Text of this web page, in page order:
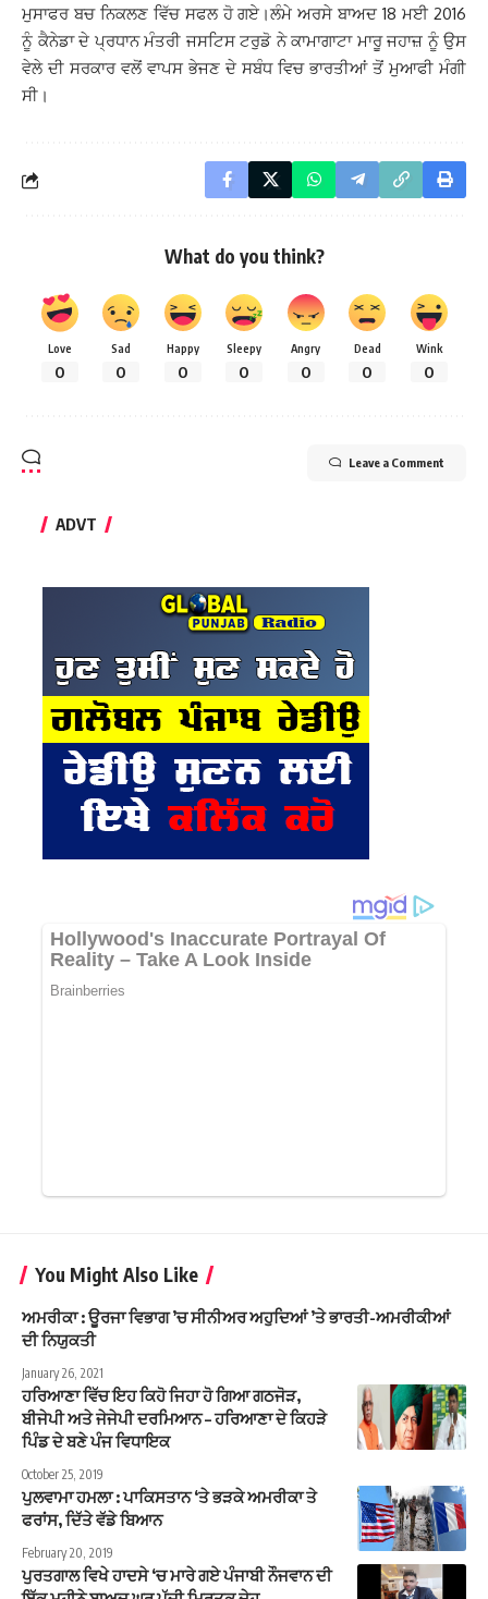
ਮੁਸਾਫਰ ਬਚ ਨਿਕਲਣ ਵਿੱਚ ਸਫਲ ਹੋ ਗਏ।ਲੰਮੇ ਅਰਸੇ ਬਾਅਦ 18 ਮਈ 2016
ਨੂੰ ਕੈਨੇਡਾ ਦੇ ਪ੍ਰਧਾਨ ਮੰਤਰੀ ਜਸਟਿਸ ਟਰੁਡੋ ਨੇ ਕਾਮਾਗਾਟਾ ਮਾਰੂ ਜਹਾਜ਼ ਨੂੰ ਉਸ
ਵੇਲੇ ਦੀ ਸਰਕਾਰ ਵਲੋਂ ਵਾਪਸ ਭੇਜਣ ਦੇ ਸਬੰਧ ਵਿਚ ਭਾਰਤੀਆਂ ਤੋਂ ਮੁਆਫੀ ਮੰਗੀ
ਸੀ।
What do you think?
Love
0
Sad
0
Happy
0
Sleepy
0
Angry
0
Dead
0
Wink
0
Leave a Comment
ADVT
You Might Also Like
ਅਮਰੀਕਾ : ਊਰਜਾ ਵਿਭਾਗ ’ਚ ਸੀਨੀਅਰ ਅਹੁਦਿਆਂ ’ਤੇ ਭਾਰਤੀ-ਅਮਰੀਕੀਆਂ
ਦੀ ਨਿਯੁਕਤੀ
January 26, 2021
ਹਰਿਆਣਾ ਵਿੱਚ ਇਹ ਕਿਹੋ ਜਿਹਾ ਹੋ ਗਿਆ ਗਠਜੋੜ,
ਬੀਜੇਪੀ ਅਤੇ ਜੇਜੇਪੀ ਦਰਮਿਆਨ – ਹਰਿਆਣਾ ਦੇ ਕਿਹੜੇ
ਪਿੰਡ ਦੇ ਬਣੇ ਪੰਜ ਵਿਧਾਇਕ
October 25, 2019
ਪੁਲਵਾਮਾ ਹਮਲਾ : ਪਾਕਿਸਤਾਨ ‘ਤੇ ਭੜਕੇ ਅਮਰੀਕਾ ਤੇ
ਫਰਾਂਸ, ਦਿੱਤੇ ਵੱਡੇ ਬਿਆਨ
February 20, 2019
ਪੁਰਤਗਾਲ ਵਿਖੇ ਹਾਦਸੇ ‘ਚ ਮਾਰੇ ਗਏ ਪੰਜਾਬੀ ਨੌਜਵਾਨ ਦੀ